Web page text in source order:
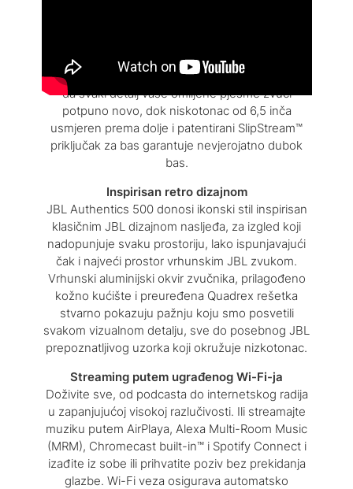
muziku uživo. Tri visokotonca od 1 inča i tri
srednjetonca od 2,75 inča pružaju toliko jasnoće
da svaki detalj vaše omiljene pjesme zvuči
potpuno novo, dok niskotonac od 6,5 inča
usmjeren prema dolje i patentirani SlipStream™
priključak za bas garantuje nevjerojatno dubok
bas.
Inspirisan retro dizajnom
JBL Authentics 500 donosi ikonski stil inspirisan
klasičnim JBL dizajnom nasljeđa, za izgled koji
nadopunjuje svaku prostoriju, lako ispunjavajući
čak i najveći prostor vrhunskim JBL zvukom.
Vrhunski aluminijski okvir zvučnika, prilagođeno
kožno kućište i preuređena Quadrex rešetka
stvarno pokazuju pažnju koju smo posvetili
svakom vizualnom detalju, sve do posebnog JBL
prepoznatljivog uzorka koji okružuje nizkotonac.
Streaming putem ugrađenog Wi-Fi-ja
Doživite sve, od podcasta do internetskog radija
u zapanjujućoj visokoj razlučivosti. Ili streamajte
muziku putem AirPlaya, Alexa Multi-Room Music
(MRM), Chromecast built-in™ i Spotify Connect i
izađite iz sobe ili prihvatite poziv bez prekidanja
glazbe. Wi-Fi veza osigurava automatsko